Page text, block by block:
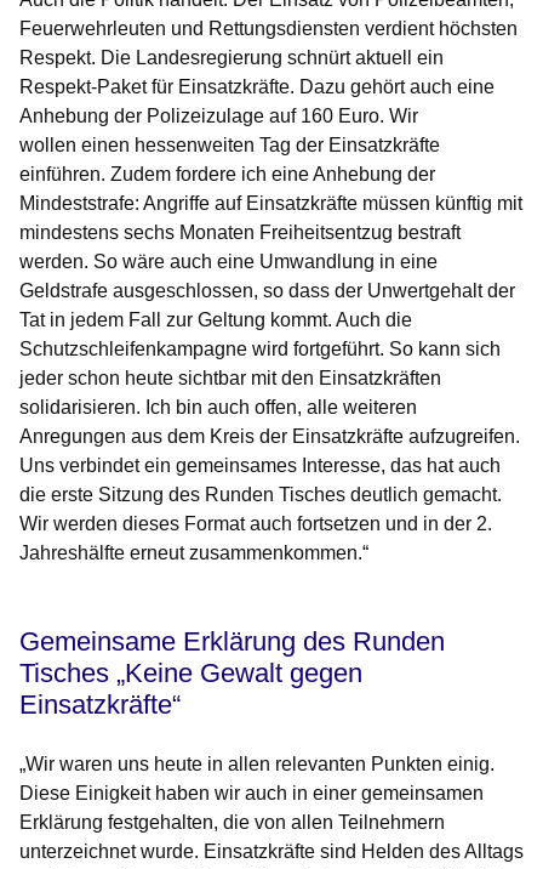
Feuerwehrleuten und Rettungsdiensten verdient höchsten
Respekt. Die Landesregierung schnürt aktuell ein
Respekt-Paket für Einsatzkräfte. Dazu gehört auch eine
Anhebung der Polizeizulage auf 160 Euro. Wir
wollen einen hessenweiten Tag der Einsatzkräfte
einführen. Zudem fordere ich eine Anhebung der
Mindeststrafe: Angriffe auf Einsatzkräfte müssen künftig mit
mindestens sechs Monaten Freiheitsentzug bestraft
werden. So wäre auch eine Umwandlung in eine
Geldstrafe ausgeschlossen, so dass der Unwertgehalt der
Tat in jedem Fall zur Geltung kommt. Auch die
Schutzschleifenkampagne wird fortgeführt. So kann sich
jeder schon heute sichtbar mit den Einsatzkräften
solidarisieren. Ich bin auch offen, alle weiteren
Anregungen aus dem Kreis der Einsatzkräfte aufzugreifen.
Uns verbindet ein gemeinsames Interesse, das hat auch
die erste Sitzung des Runden Tisches deutlich gemacht.
Wir werden dieses Format auch fortsetzen und in der 2.
Jahreshälfte erneut zusammenkommen.“
Gemeinsame Erklärung des Runden
Tisches „Keine Gewalt gegen
Einsatzkräfte“
„Wir waren uns heute in allen relevanten Punkten einig.
Diese Einigkeit haben wir auch in einer gemeinsamen
Erklärung festgehalten, die von allen Teilnehmern
unterzeichnet wurde. Einsatzkräfte sind Helden des Alltags